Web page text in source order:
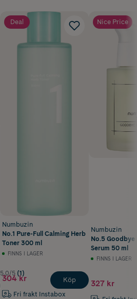
Deal
Numbuzin
No.1 Pure-Full Calming Herb
Toner 300 ml
FINNS I LAGER
5.0/5 (1)
304 kr
Fri frakt Instabox
Köp
Nice Price
Numbuzin
No.5 Goodbye
Serum 50 ml
FINNS I LAGER
327 kr